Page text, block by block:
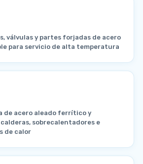
válvulas y partes forjadas de acero
para servicio de alta temperatura
de acero aleado ferrítico y
sobrecalentadores e
de calor